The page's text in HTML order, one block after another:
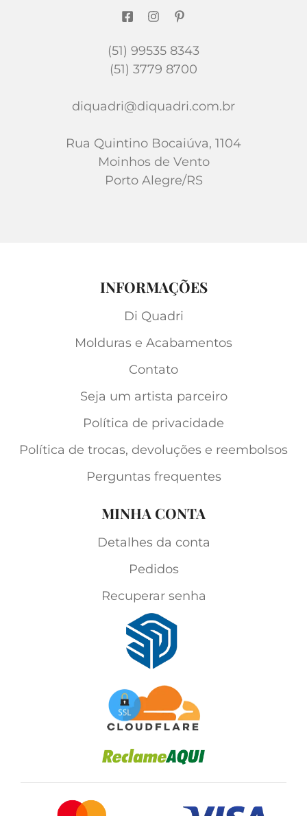
(51) 99535 8343
(51) 3779 8700
diquadri@diquadri.com.br
Rua Quintino Bocaiúva, 1104
Moinhos de Vento
Porto Alegre/RS
INFORMAÇÕES
Di Quadri
Molduras e Acabamentos
Contato
Seja um artista parceiro
Política de privacidade
Política de trocas, devoluções e reembolsos
Perguntas frequentes
MINHA CONTA
Detalhes da conta
Pedidos
Recuperar senha